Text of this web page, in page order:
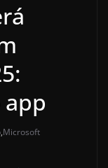
,Microsoft